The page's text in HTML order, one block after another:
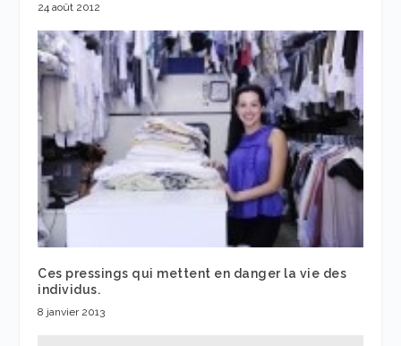
24 août 2012
Ces pressings qui mettent en danger la vie des
individus.
8 janvier 2013